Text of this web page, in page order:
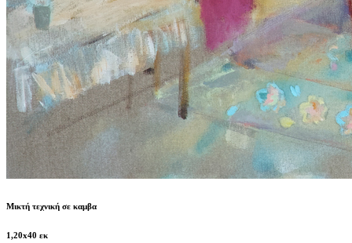
Μικτή τεχνική σε καμβα
1,20x40 εκ